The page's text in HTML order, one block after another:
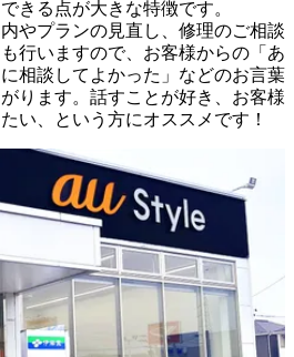
きる点が大きな特徴です。
やプランの見直し、修理のご相談
行いますので、お客様からの「あ
相談してよかった」などのお言葉
ります。話すことが好き、お客様
い、という方にオススメです！